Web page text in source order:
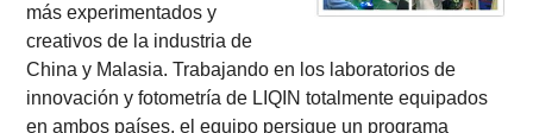
más experimentados y
creativos de la industria de
China y Malasia. Trabajando en los laboratorios de
innovación y fotometría de LIQIN totalmente equipados
en ambos países, el equipo persigue un programa